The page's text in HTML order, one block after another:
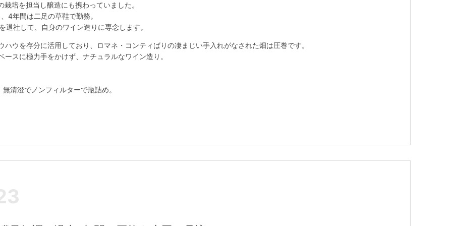
培を担当し醸造にも携わっていました。
4年間は二足の草鞋で勤務。
社して、自身のワイン造りに専念します。
ハウを存分に活用しており、ロマネ・コンティばりの凄まじい手入れがなされた畑は圧巻です。
スに極力手をかけず、ナチュラルなワイン造り。
清澄でノンフィルターで瓶詰め。